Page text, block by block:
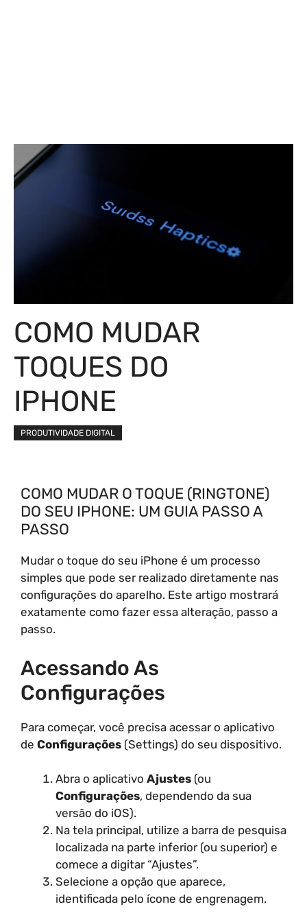
COMO MUDAR
TOQUES DO
IPHONE
PRODUTIVIDADE DIGITAL
COMO MUDAR O TOQUE (RINGTONE)
DO SEU IPHONE: UM GUIA PASSO A
PASSO
Mudar o toque do seu iPhone é um processo
simples que pode ser realizado diretamente nas
configurações do aparelho. Este artigo mostrará
exatamente como fazer essa alteração, passo a
passo.
Acessando As
Configurações
Para começar, você precisa acessar o aplicativo
de Configurações (Settings) do seu dispositivo.
Abra o aplicativo Ajustes (ou
Configurações, dependendo da sua
versão do iOS).
Na tela principal, utilize a barra de pesquisa
localizada na parte inferior (ou superior) e
comece a digitar “Ajustes”.
Selecione a opção que aparece,
identificada pelo ícone de engrenagem.